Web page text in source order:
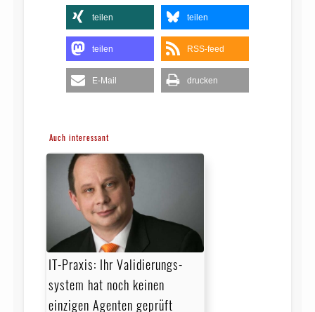
teilen teilen
teilen RSS-feed
E-Mail drucken
Auch interessant
IT-Praxis: Ihr Validierungs­
system hat noch keinen
einzigen Agenten geprüft